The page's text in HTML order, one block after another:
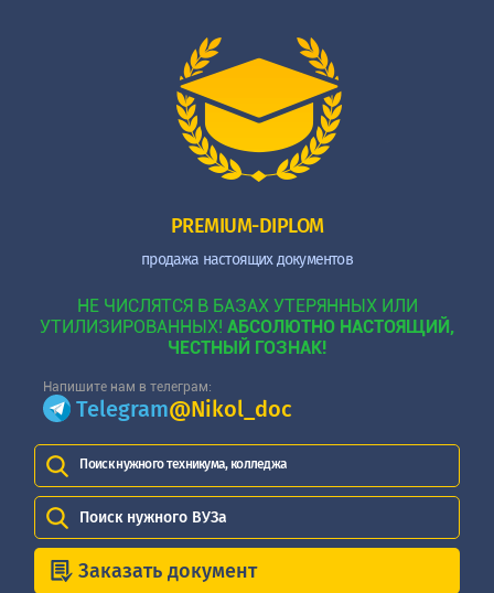
PREMIUM-DIPLOM
продажа настоящих документов
НЕ ЧИСЛЯТСЯ В БАЗАХ УТЕРЯННЫХ ИЛИ
УТИЛИЗИРОВАННЫХ! АБСОЛЮТНО НАСТОЯЩИЙ,
ЧЕСТНЫЙ ГОЗНАК!
Напишите нам в телеграм:
Telegram@Nikol_doc
Поиск нужного техникума, колледжа
Поиск нужного ВУЗа
Заказать документ